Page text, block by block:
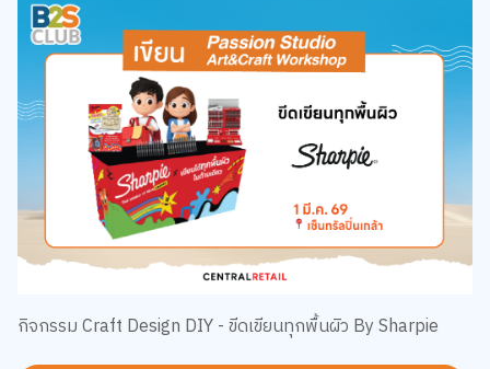
กิจกรรม Craft Design DIY - ขีดเขียนทุกพื้นผิว By Sharpie